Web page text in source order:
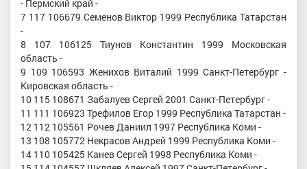
- Пермский край -
7 117 106679 Семенов Виктор 1999 Республика Татарстан
-
8 107 106125 Тиунов Константин 1999 Московская
область -
9 109 106593 Женихов Виталий 1999 Санкт-Петербург -
Кировская область -
10 115 108671 Забалуев Сергей 2001 Санкт-Петербург -
11 111 106923 Трефилов Егор 1999 Республика Татарстан -
12 112 105561 Рочев Даниил 1997 Республика Коми -
13 108 105772 Некрасов Андрей 1999 Республика Коми -
14 110 105425 Канев Сергей 1998 Республика Коми -